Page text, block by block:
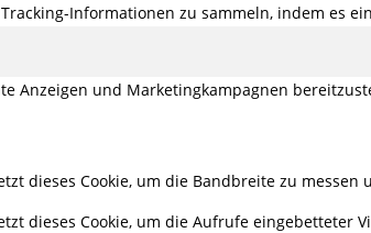
Informationen zu sammeln, indem es
Anzeigen und Marketingkampagnen
dieses Cookie, um die Bandbreite zu
dieses Cookie, um die Aufrufe eingebetteter